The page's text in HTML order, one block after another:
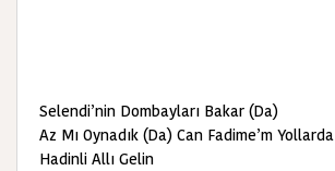
Selendi’nin Dombayları Bakar (Da)
Az Mı Oynadık (Da) Can Fadime’m Yollarda
Hadinli Allı Gelin